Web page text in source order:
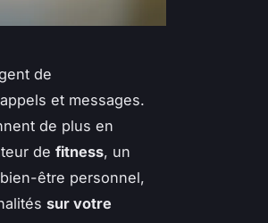
de
et messages.
de plus en
de fitness, un
être personnel,
sur votre